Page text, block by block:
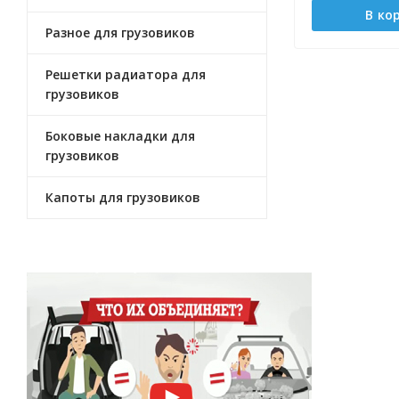
Разное для грузовиков
Решетки радиатора для
грузовиков
Боковые накладки для
грузовиков
Капоты для грузовиков
В